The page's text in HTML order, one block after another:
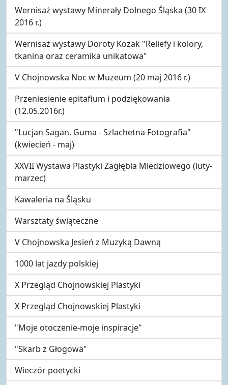
Wernisaż wystawy Minerały Dolnego Śląska (30 IX
2016 r.)
Wernisaż wystawy Doroty Kozak "Reliefy i kolory,
tkanina oraz ceramika unikatowa"
V Chojnowska Noc w Muzeum (20 maj 2016 r.)
Przeniesienie epitafium i podziękowania
(12.05.2016r.)
"Lucjan Sagan. Guma - Szlachetna Fotografia"
(kwiecień - maj)
XXVII Wystawa Plastyki Zagłębia Miedziowego (luty-
marzec)
Kawaleria na Śląsku
Warsztaty świąteczne
V Chojnowska Jesień z Muzyką Dawną
1000 lat jazdy polskiej
X Przegląd Chojnowskiej Plastyki
X Przegląd Chojnowskiej Plastyki
"Moje otoczenie-moje inspiracje"
"Skarb z Głogowa"
Wieczór poetycki